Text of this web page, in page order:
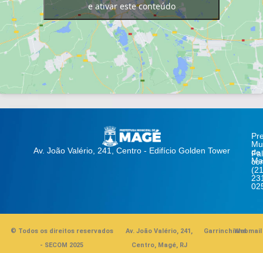
e ativar este conteúdo
Av. João Valério, 241, Centro - Edifício Golden Tower
de
© Todos os direitos reservados
- SECOM 2025
Av. João Valério, 241,
Centro, Magé, RJ
GarrinchinhaWebmail